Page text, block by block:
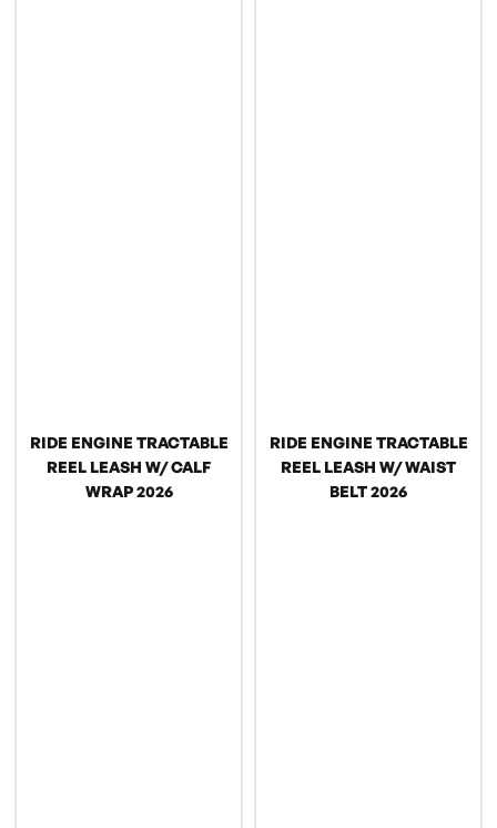
RIDE ENGINE TRACTABLE
REEL LEASH W/ CALF
WRAP 2026
RIDE ENGINE TRACTABLE
REEL LEASH W/ WAIST
BELT 2026